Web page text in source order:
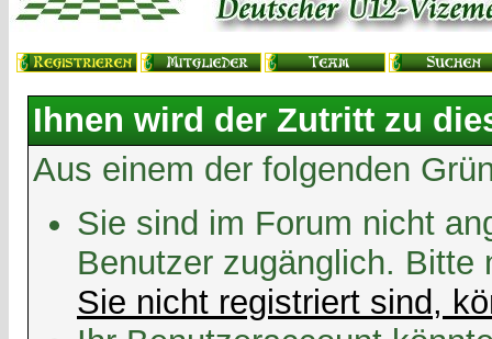
Ihnen wird der Zutritt zu
Aus einem der folgenden
Sie sind im Forum nicht
Benutzer zugänglich.
Sie nicht registriert sind,